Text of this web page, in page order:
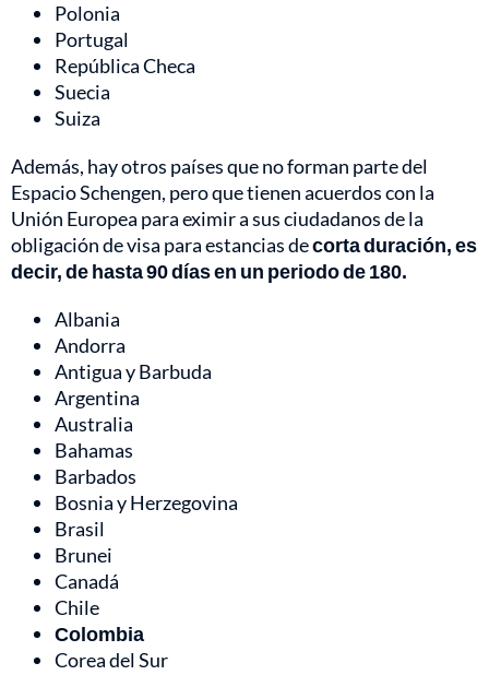
Polonia
Portugal
República Checa
Suecia
Suiza
Además, hay otros países que no forman parte del
Espacio Schengen, pero que tienen acuerdos con la
Unión Europea para eximir a sus ciudadanos de la
obligación de visa para estancias decorta duración, es
decir, de hasta 90 días en un periodo de 180.
Albania
Andorra
Antigua y Barbuda
Argentina
Australia
Bahamas
Barbados
Bosnia y Herzegovina
Brasil
Brunei
Canadá
Chile
Colombia
Corea del Sur